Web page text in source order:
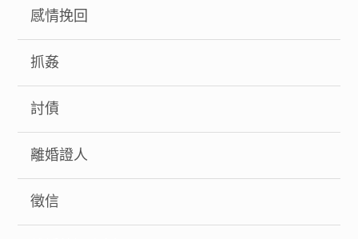
感情挽回
抓姦
討債
離婚證人
徵信